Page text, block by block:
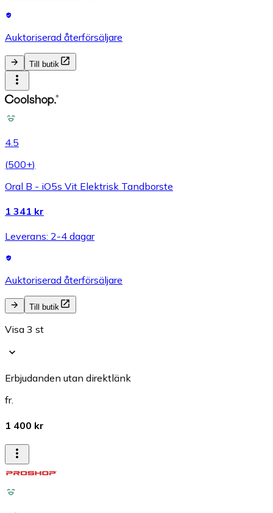
Auktoriserad återförsäljare
Till butik
4.5
(500+)
Oral B - iO5s Vit Elektrisk Tandborste
1 341 kr
Leverans: 2-4 dagar
Auktoriserad återförsäljare
Till butik
Visa 3 st
Erbjudanden utan direktlänk
fr.
1 400 kr